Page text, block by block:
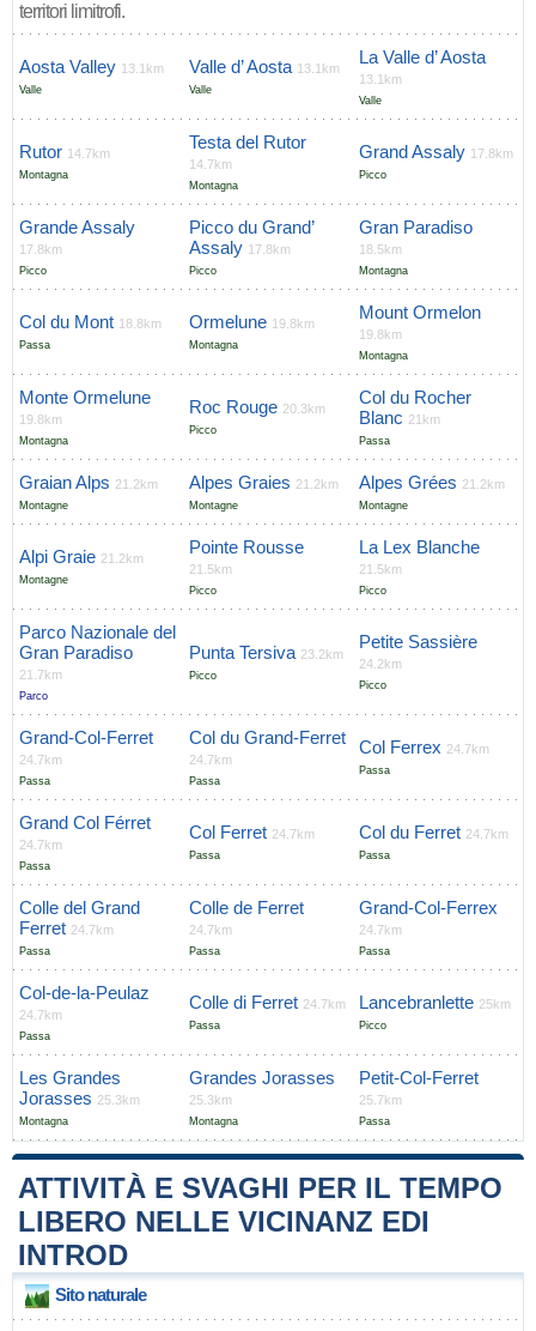
territori limitrofi.
Aosta Valley 13.1km
Valle
Valle d’ Aosta 13.1km
Valle
La Valle d’ Aosta
13.1km
Valle
Rutor 14.7km
Montagna
Testa del Rutor
14.7km
Montagna
Grand Assaly 17.8km
Picco
Grande Assaly
17.8km
Picco
Picco du Grand’
Assaly 17.8km
Picco
Gran Paradiso
18.5km
Montagna
Col du Mont 18.8km
Passa
Ormelune 19.8km
Montagna
Mount Ormelon
19.8km
Montagna
Monte Ormelune
19.8km
Montagna
Roc Rouge 20.3km
Picco
Col du Rocher
Blanc 21km
Passa
Graian Alps 21.2km
Montagne
Alpes Graies 21.2km
Montagne
Alpes Grées 21.2km
Montagne
Alpi Graie 21.2km
Montagne
Pointe Rousse
21.5km
Picco
La Lex Blanche
21.5km
Picco
Parco Nazionale del
Gran Paradiso
21.7km
Parco
Punta Tersiva 23.2km
Picco
Petite Sassière
24.2km
Picco
Grand-Col-Ferret
24.7km
Passa
Col du Grand-Ferret
24.7km
Passa
Col Ferrex 24.7km
Passa
Grand Col Férret
24.7km
Passa
Col Ferret 24.7km
Passa
Col du Ferret 24.7km
Passa
Colle del Grand
Ferret 24.7km
Passa
Colle de Ferret
24.7km
Passa
Grand-Col-Ferrex
24.7km
Passa
Col-de-la-Peulaz
24.7km
Passa
Colle di Ferret 24.7km
Passa
Lancebranlette 25km
Picco
Les Grandes
Jorasses 25.3km
Montagna
Grandes Jorasses
25.3km
Montagna
Petit-Col-Ferret
25.7km
Passa
ATTIVITÀ E SVAGHI PER IL TEMPO
LIBERO NELLE VICINANZ EDI
INTROD
Sito naturale